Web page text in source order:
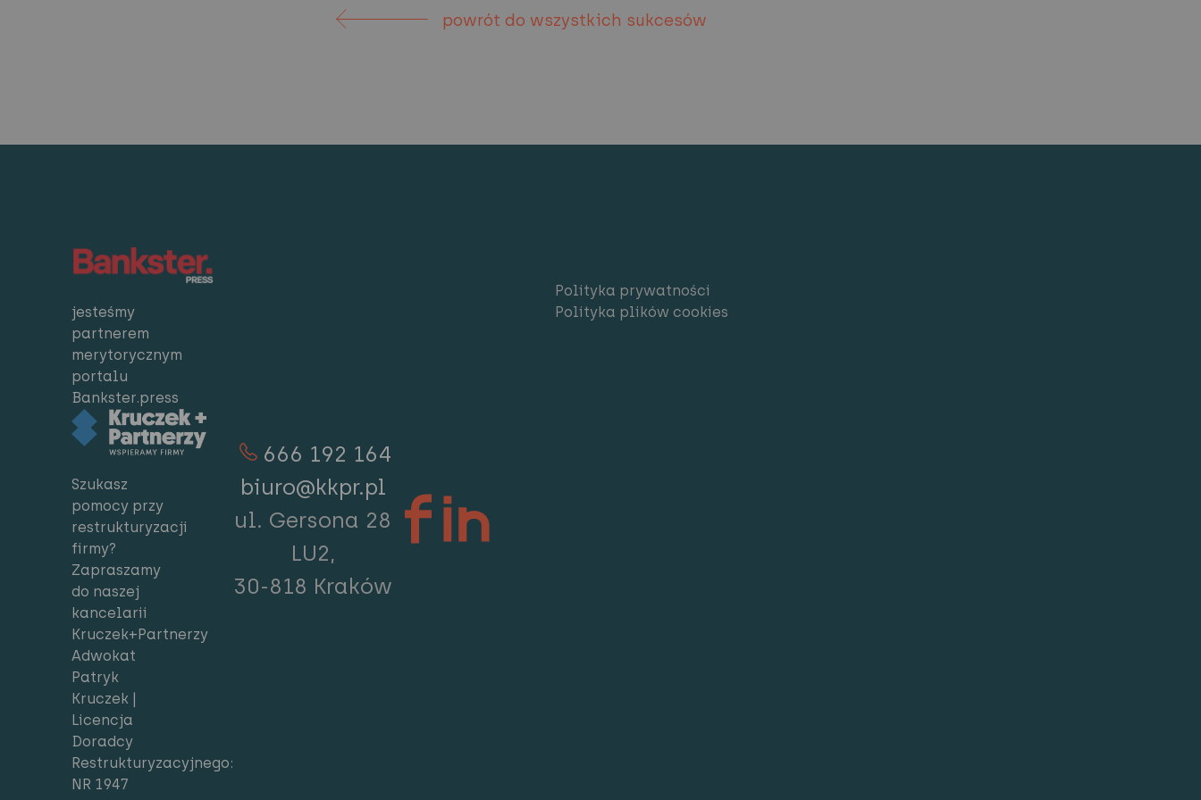
powrót do wszystkich sukcesów
jesteśmy
partnerem
merytorycznym
portalu
Bankster.press
Szukasz
pomocy przy
restrukturyzacji
firmy?
Zapraszamy
do naszej
kancelarii
Kruczek+Partnerzy
Adwokat
Patryk
Kruczek |
Licencja
Doradcy
Restrukturyzacyjnego:
NR 1947
666 192 164
biuro@kkpr.pl
ul. Gersona 28
LU2,
30-818 Kraków
Polityka prywatności
Polityka plików cookies